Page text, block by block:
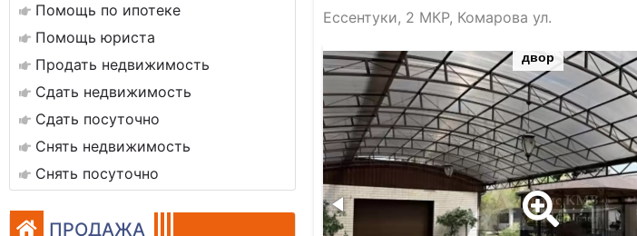
Помощь по ипотеке
Помощь юриста
Продать недвижимость
Сдать недвижимость
Сдать посуточно
Снять недвижимость
Снять посуточно
ПРОДАЖА
Ессентуки, 2 МКР, Комарова ул.
двор